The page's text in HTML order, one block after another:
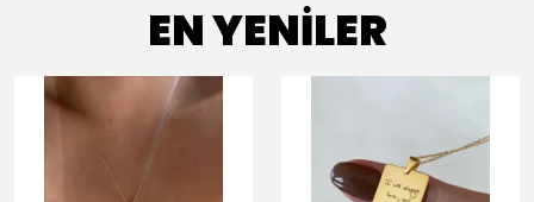
EN YENİLER